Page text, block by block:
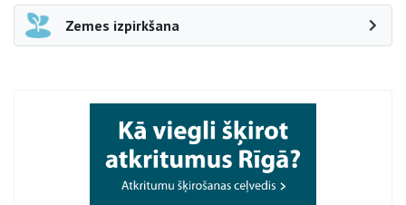
Zemes izpirkšana